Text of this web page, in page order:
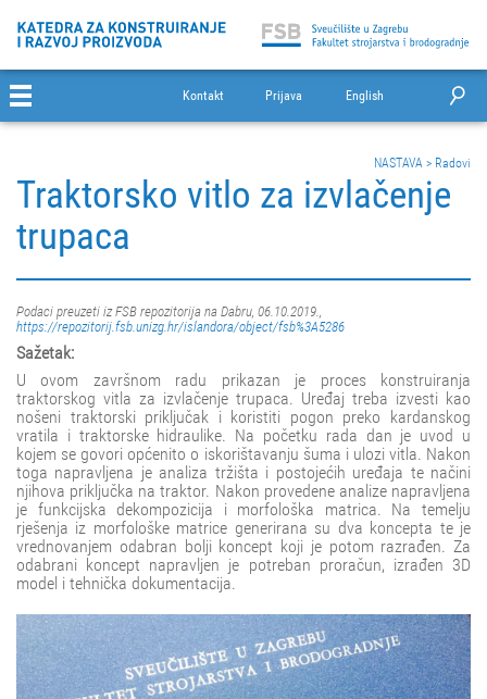
Kontakt Prijava English
NASTAVA > Radovi
Traktorsko vitlo za izvlačenje
trupaca
Podaci preuzeti iz FSB repozitorija na Dabru, 06.10.2019.,
https://repozitorij.fsb.unizg.hr/islandora/object/fsb%3A5286
Sažetak:
U ovom završnom radu prikazan je proces konstruiranja
traktorskog vitla za izvlačenje trupaca. Uređaj treba izvesti kao
nošeni traktorski priključak i koristiti pogon preko kardanskog
vratila i traktorske hidraulike. Na početku rada dan je uvod u
kojem se govori općenito o iskorištavanju šuma i ulozi vitla. Nakon
toga napravljena je analiza tržišta i postojećih uređaja te načini
njihova priključka na traktor. Nakon provedene analize napravljena
je funkcijska dekompozicija i morfološka matrica. Na temelju
rješenja iz morfološke matrice generirana su dva koncepta te je
vrednovanjem odabran bolji koncept koji je potom razrađen. Za
odabrani koncept napravljen je potreban proračun, izrađen 3D
model i tehnička dokumentacija.